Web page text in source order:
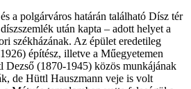
a polgárváros határán található Dísz tér
után kapta – adott helyet a
székházának. Az épület eredetileg
építész, illetve a Műegyetemen
Dezső (1870-1945) közös munkájának
de Hüttl Hauszmann veje is volt